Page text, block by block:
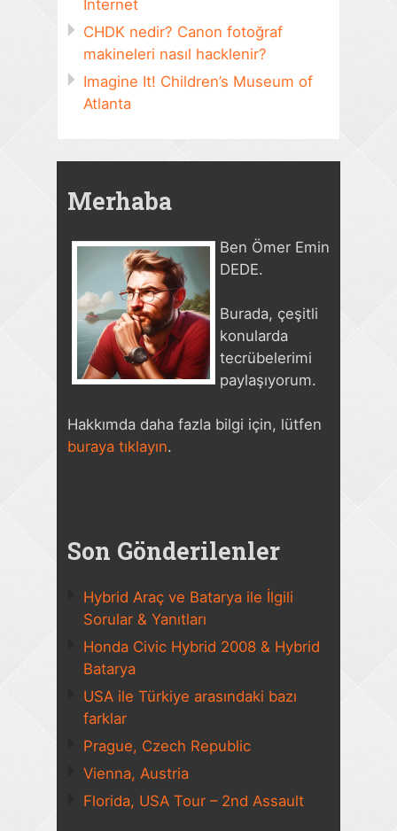
Internet
CHDK nedir? Canon fotoğraf
makineleri nasıl hacklenir?
Imagine It! Children’s Museum of
Atlanta
Merhaba
Ben Ömer Emin
DEDE.
Burada, çeşitli
konularda
tecrübelerimi
paylaşıyorum.
Hakkımda daha fazla bilgi için, lütfen
buraya tıklayın.
Son Gönderilenler
Hybrid Araç ve Batarya ile İlgili
Sorular & Yanıtları
Honda Civic Hybrid 2008 & Hybrid
Batarya
USA ile Türkiye arasındaki bazı
farklar
Prague, Czech Republic
Vienna, Austria
Florida, USA Tour – 2nd Assault